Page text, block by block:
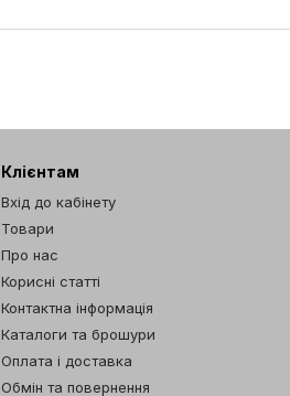
Клієнтам
Вхід до кабінету
Товари
Про нас
Корисні статті
Контактна інформація
Каталоги та брошури
Оплата і доставка
Обмін та повернення